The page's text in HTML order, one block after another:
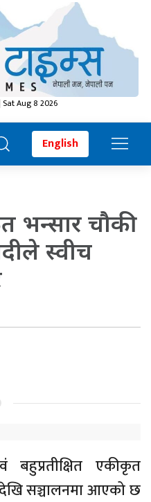
| Sat Aug 8 2026
English
भन्सार चौकी
स्वीच
बहुप्रतीक्षित एकीकृत
सञ्चालनमा आएको छ